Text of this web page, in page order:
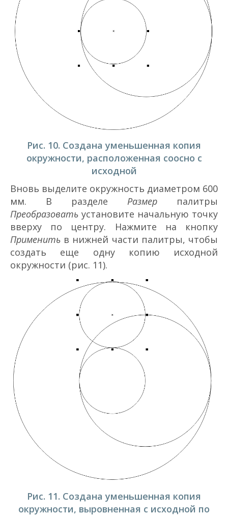
Рис. 10. Создана уменьшенная копия
окружности, расположенная соосно с
исходной
Вновь выделите окружность диаметром 600
мм. В разделе Размер палитры
Преобразовать установите начальную точку
вверху по центру. Нажмите на кнопку
Применить в нижней части палитры, чтобы
создать еще одну копию исходной
окружности (рис. 11).
Рис. 11. Создана уменьшенная копия
окружности, выровненная с исходной по